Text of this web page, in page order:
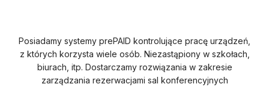
Posiadamy systemy prePAID kontrolujące pracę urządzeń,
z których korzysta wiele osób. Niezastąpiony w szkołach,
biurach, itp. Dostarczamy rozwiązania w zakresie
zarządzania rezerwacjami sal konferencyjnych